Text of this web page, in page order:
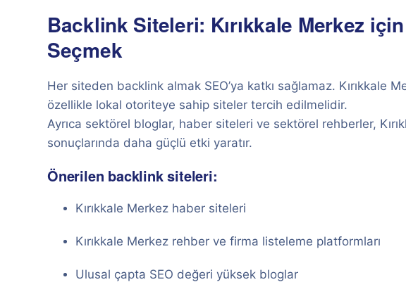
Backlink Siteleri: Kırıkkale Merkez
Seçmek
Her siteden backlink almak SEO’ya katkı sağlamaz. Kırıkkale
özellikle lokal otoriteye sahip siteler tercih edilmelidir.
Ayrıca sektörel bloglar, haber siteleri ve sektörel rehberler,
sonuçlarında daha güçlü etki yaratır.
Önerilen backlink siteleri:
Kırıkkale Merkez haber siteleri
Kırıkkale Merkez rehber ve firma listeleme platformları
Ulusal çapta SEO değeri yüksek bloglar